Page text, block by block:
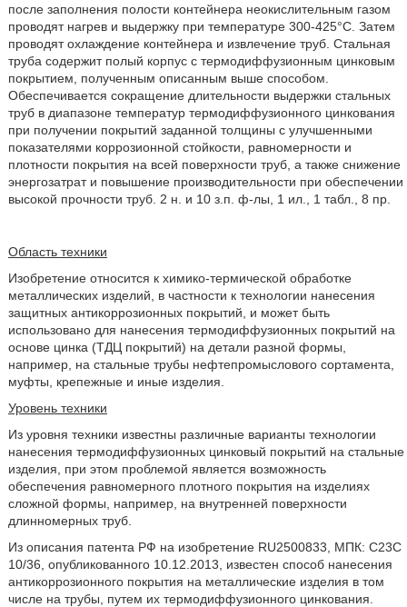
после заполнения полости контейнера неокислительным газом
проводят нагрев и выдержку при температуре 300-425°С. Затем
проводят охлаждение контейнера и извлечение труб. Стальная
труба содержит полый корпус с термодиффузионным цинковым
покрытием, полученным описанным выше способом.
Обеспечивается сокращение длительности выдержки стальных
труб в диапазоне температур термодиффузионного цинкования
при получении покрытий заданной толщины с улучшенными
показателями коррозионной стойкости, равномерности и
плотности покрытия на всей поверхности труб, а также снижение
энергозатрат и повышение производительности при обеспечении
высокой прочности труб. 2 н. и 10 з.п. ф-лы, 1 ил., 1 табл., 8 пр.
Область техники
Изобретение относится к химико-термической обработке
металлических изделий, в частности к технологии нанесения
защитных антикоррозионных покрытий, и может быть
использовано для нанесения термодиффузионных покрытий на
основе цинка (ТДЦ покрытий) на детали разной формы,
например, на стальные трубы нефтепромыслового сортамента,
муфты, крепежные и иные изделия.
Уровень техники
Из уровня техники известны различные варианты технологии
нанесения термодиффузионных цинковый покрытий на стальные
изделия, при этом проблемой является возможность
обеспечения равномерного плотного покрытия на изделиях
сложной формы, например, на внутренней поверхности
длинномерных труб.
Из описания патента РФ на изобретение RU2500833, МПК: C23C
10/36, опубликованного 10.12.2013, известен способ нанесения
антикоррозионного покрытия на металлические изделия в том
числе на трубы, путем их термодиффузионного цинкования.